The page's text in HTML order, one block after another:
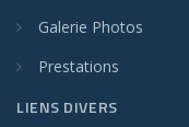
Galerie Photos
Prestations
LIENS DIVERS